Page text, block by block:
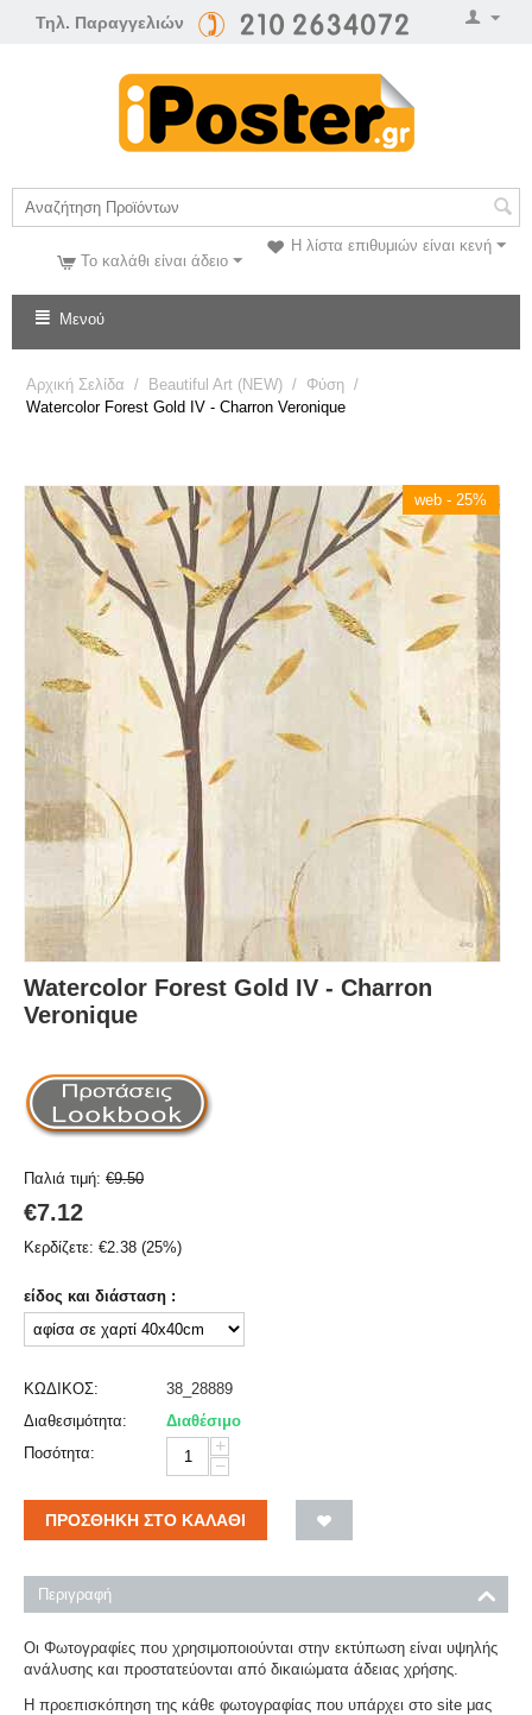
Τηλ. Παραγγελιών
Η λίστα επιθυμιών είναι κενή
Το καλάθι είναι άδειο
Μενού
Αρχική Σελίδα / Beautiful Art (NEW) / Φύση /
Watercolor Forest Gold IV - Charron Veronique
web - 25%
Watercolor Forest Gold IV - Charron
Veronique
Παλιά τιμή: €9.50
€7.12
Κερδίζετε: €2.38 (25%)
είδος και διάσταση :
ΚΩΔΙΚΟΣ:
38_28889
Διαθεσιμότητα:
Διαθέσιμο
Ποσότητα:
+
−
ΠΡΟΣΘΉΚΗ ΣΤΟ ΚΑΛΆΘΙ
Περιγραφή
Οι Φωτογραφίες που χρησιμοποιούνται στην εκτύπωση είναι υψηλής
ανάλυσης και προστατεύονται από δικαιώματα άδειας χρήσης.
Η προεπισκόπηση της κάθε φωτογραφίας που υπάρχει στο site μας